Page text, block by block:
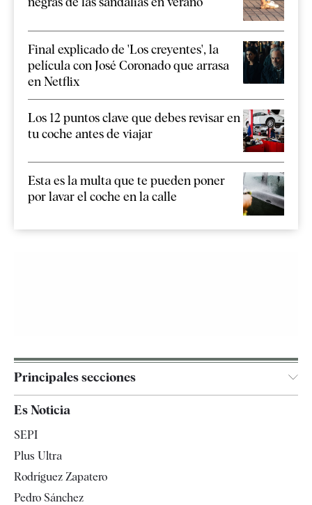
Final explicado de 'Los creyentes', la
película con José Coronado que arrasa
en Netflix
Los 12 puntos clave que debes revisar en
tu coche antes de viajar
Esta es la multa que te pueden poner
por lavar el coche en la calle
Principales secciones
España
Televisión
Es Noticia
SEPI
Plus Ultra
Rodríguez Zapatero
Pedro Sánchez